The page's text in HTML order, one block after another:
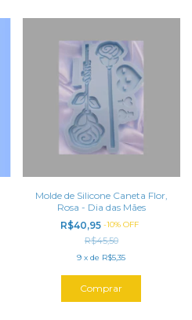
Molde de Silicone Caneta Flor,
Rosa - Dia das Mães
R$40,95-10%OFF
R$45,50
9 xde R$5,35